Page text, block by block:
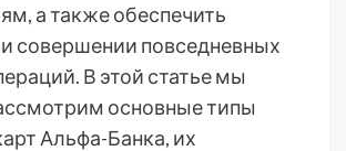
а также обеспечить
совершении повседневных
В этой статье мы
основные типы
Альфа-Банка, их